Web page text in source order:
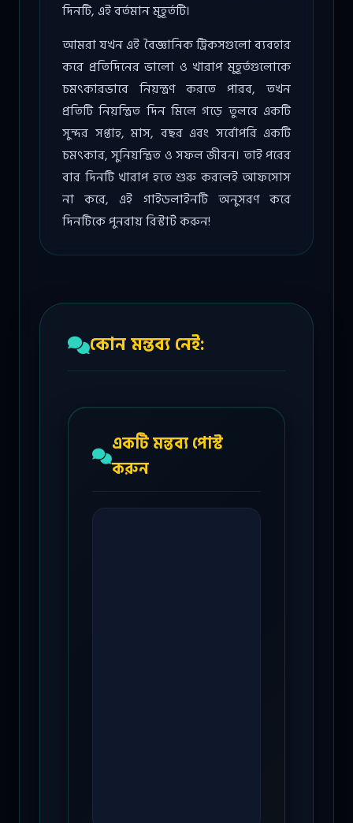
দিনটি, এই বর্তমান মুহূর্তটি।
আমরা যখন এই বৈজ্ঞানিক ট্রিকসগুলো ব্যবহার
করে প্রতিদিনের ভালো ও খারাপ মুহূর্তগুলোকে
চমৎকারভাবে নিয়ন্ত্রণ করতে পারব, তখন
প্রতিটি নিয়ন্ত্রিত দিন মিলে গড়ে তুলবে একটি
সুন্দর সপ্তাহ, মাস, বছর এবং সর্বোপরি একটি
চমৎকার, সুনিয়ন্ত্রিত ও সফল জীবন। তাই পরের
বার দিনটি খারাপ হতে শুরু করলেই আফসোস
না করে, এই গাইডলাইনটি অনুসরণ করে
দিনটিকে পুনরায় রিস্টার্ট করুন!
কোন মন্তব্য নেই:
একটি মন্তব্য পোস্ট
করুন